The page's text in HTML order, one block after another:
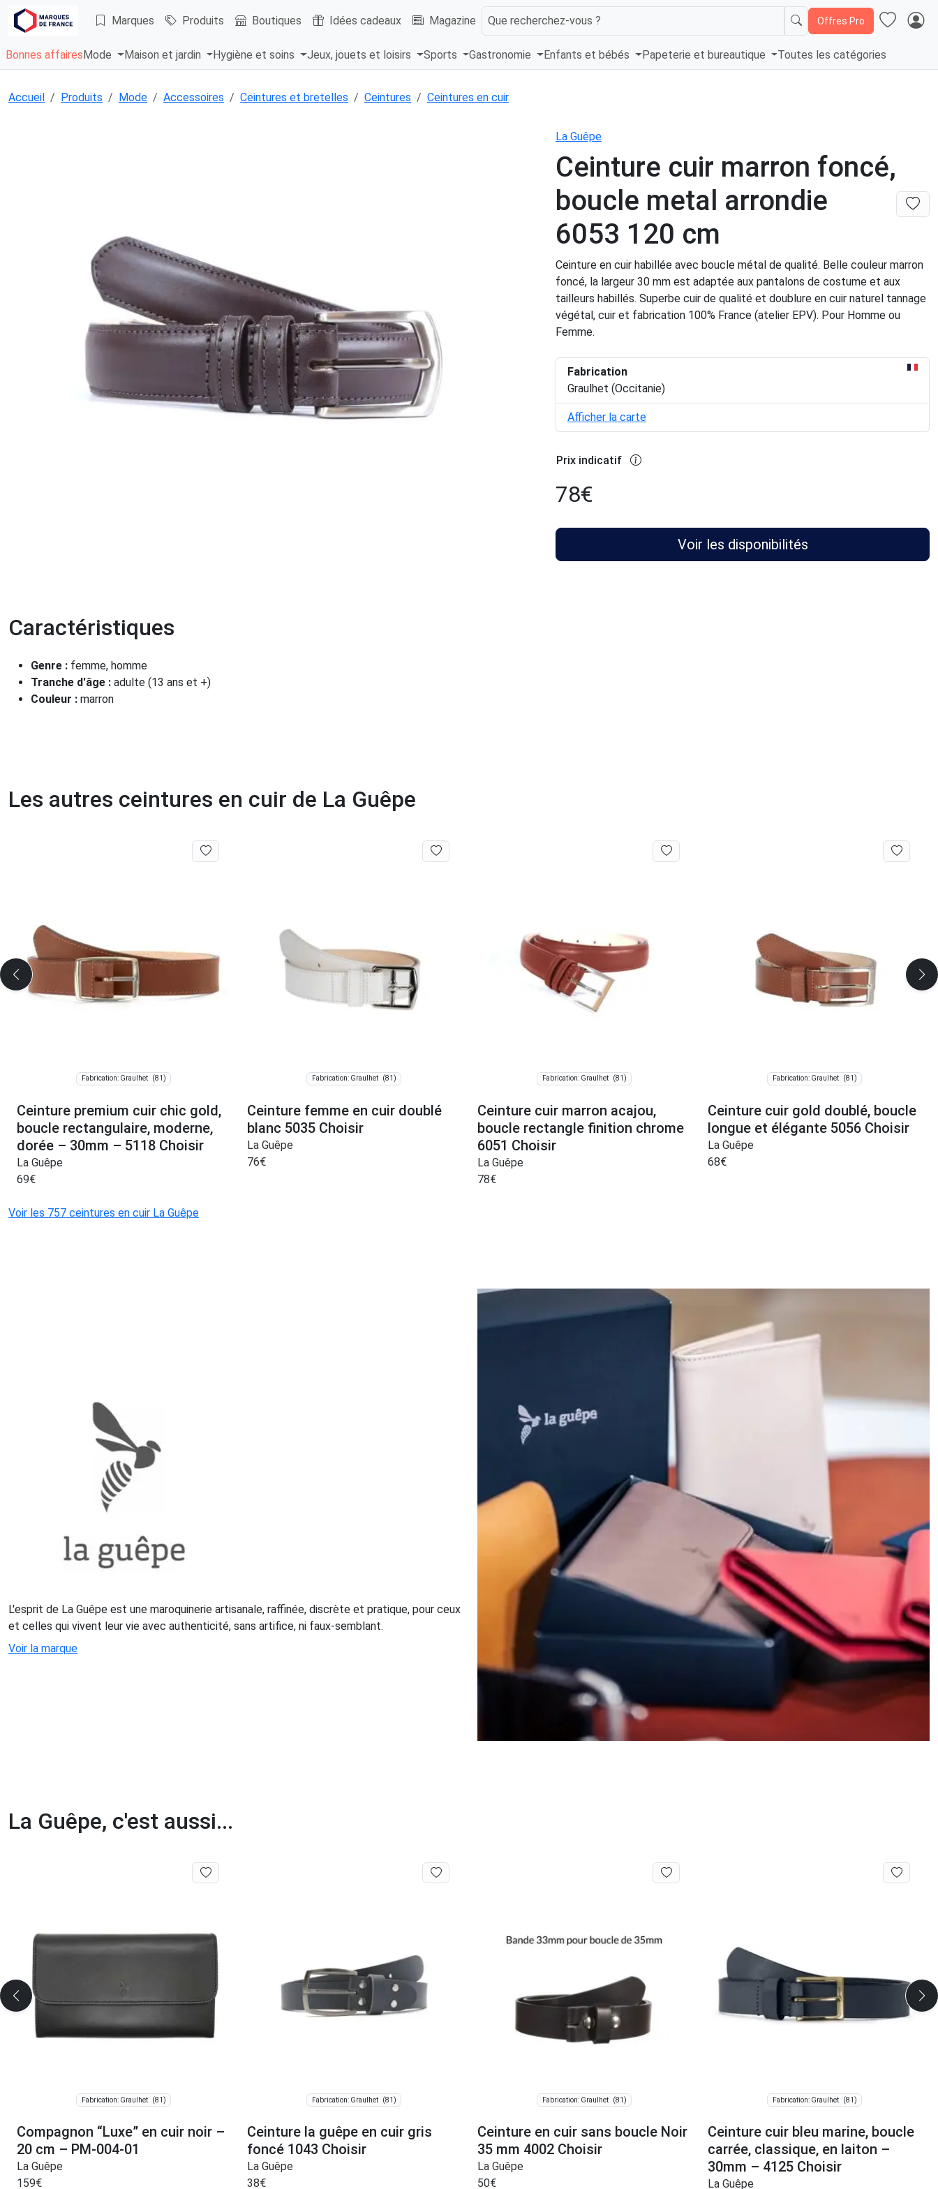
Marques Produits Boutiques Idées cadeaux Magazine Que recherchez-vous ? Offres Pro
Bonnes affaires Mode Maison et jardin Hygiène et soins Jeux, jouets et loisirs Sports Gastronomie Enfants et bébés Papeterie et bureautique Toutes les catégories
Accueil Produits Mode Accessoires Ceintures et bretelles Ceintures Ceintures en cuir
La Guêpe
Ceinture cuir marron foncé,
boucle metal arrondie
6053 120 cm
Ceinture en cuir habillée avec boucle métal de qualité. Belle couleur marron
foncé, la largeur 30 mm est adaptée aux pantalons de costume et aux
tailleurs habillés. Superbe cuir de qualité et doublure en cuir naturel tannage
végétal, cuir et fabrication 100% France (atelier EPV). Pour Homme ou
Femme.
Fabrication
Graulhet (Occitanie)
Afficher la carte
Prix indicatif
78€
Voir les disponibilités
Caractéristiques
Genre : femme, homme
Tranche d'âge : adulte (13 ans et +)
Couleur : marron
Les autres ceintures en cuir de La Guêpe
Fabrication: Graulhet (81)
Ceinture premium cuir chic gold,
boucle rectangulaire, moderne,
dorée – 30mm – 5118 Choisir
La Guêpe
69€
Fabrication: Graulhet (81)
Ceinture femme en cuir doublé
blanc 5035 Choisir
La Guêpe
76€
Fabrication: Graulhet (81)
Ceinture cuir marron acajou,
boucle rectangle finition chrome
6051 Choisir
La Guêpe
78€
Fabrication: Graulhet (81)
Ceinture cuir gold doublé, boucle
longue et élégante 5056 Choisir
La Guêpe
68€
Voir les 757 ceintures en cuir La Guêpe
L'esprit de La Guêpe est une maroquinerie artisanale, raffinée, discrète et pratique, pour ceux
et celles qui vivent leur vie avec authenticité, sans artifice, ni faux-semblant.
Voir la marque
La Guêpe, c'est aussi...
Fabrication: Graulhet (81)
Compagnon “Luxe” en cuir noir –
20 cm – PM-004-01
La Guêpe
159€
Fabrication: Graulhet (81)
Ceinture la guêpe en cuir gris
foncé 1043 Choisir
La Guêpe
38€
Fabrication: Graulhet (81)
Ceinture en cuir sans boucle Noir
35 mm 4002 Choisir
La Guêpe
50€
Fabrication: Graulhet (81)
Ceinture cuir bleu marine, boucle
carrée, classique, en laiton –
30mm – 4125 Choisir
La Guêpe